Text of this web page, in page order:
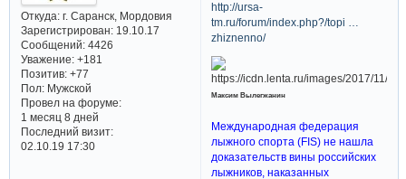
Откуда:г. Саранск, Мордовия
Зарегистрирован: 19.10.17
Сообщений:4426
Уважение: +181
Позитив: +77
Пол:Мужской
Провел на форуме:
1 месяц 8 дней
Последний визит:
02.10.19 17:30
http://ursa-
tm.ru/forum/index.php?/topi …
zhiznenno/
Максим Вылегжанин
Международная федерация
лыжного спорта (FIS) не нашла
доказательств вины российских
лыжников, наказанных